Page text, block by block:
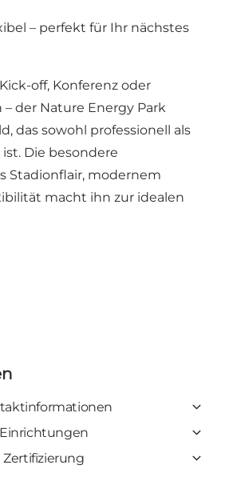
– perfekt für Ihr nächstes
off, Konferenz oder
der Nature Energy Park
das sowohl professionell als
Die besondere
Stadionflair, modernem
macht ihn zur idealen
Einrichtungen
Zertifizierung